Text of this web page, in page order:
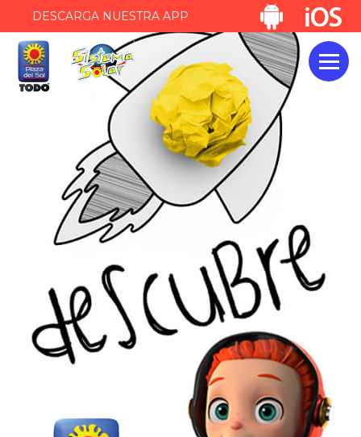
DESCARGA NUESTRA APP